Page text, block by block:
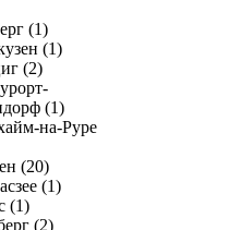
(1)
(1)
(2)
(1)
на-Руре
(20)
(1)
(1)
(2)